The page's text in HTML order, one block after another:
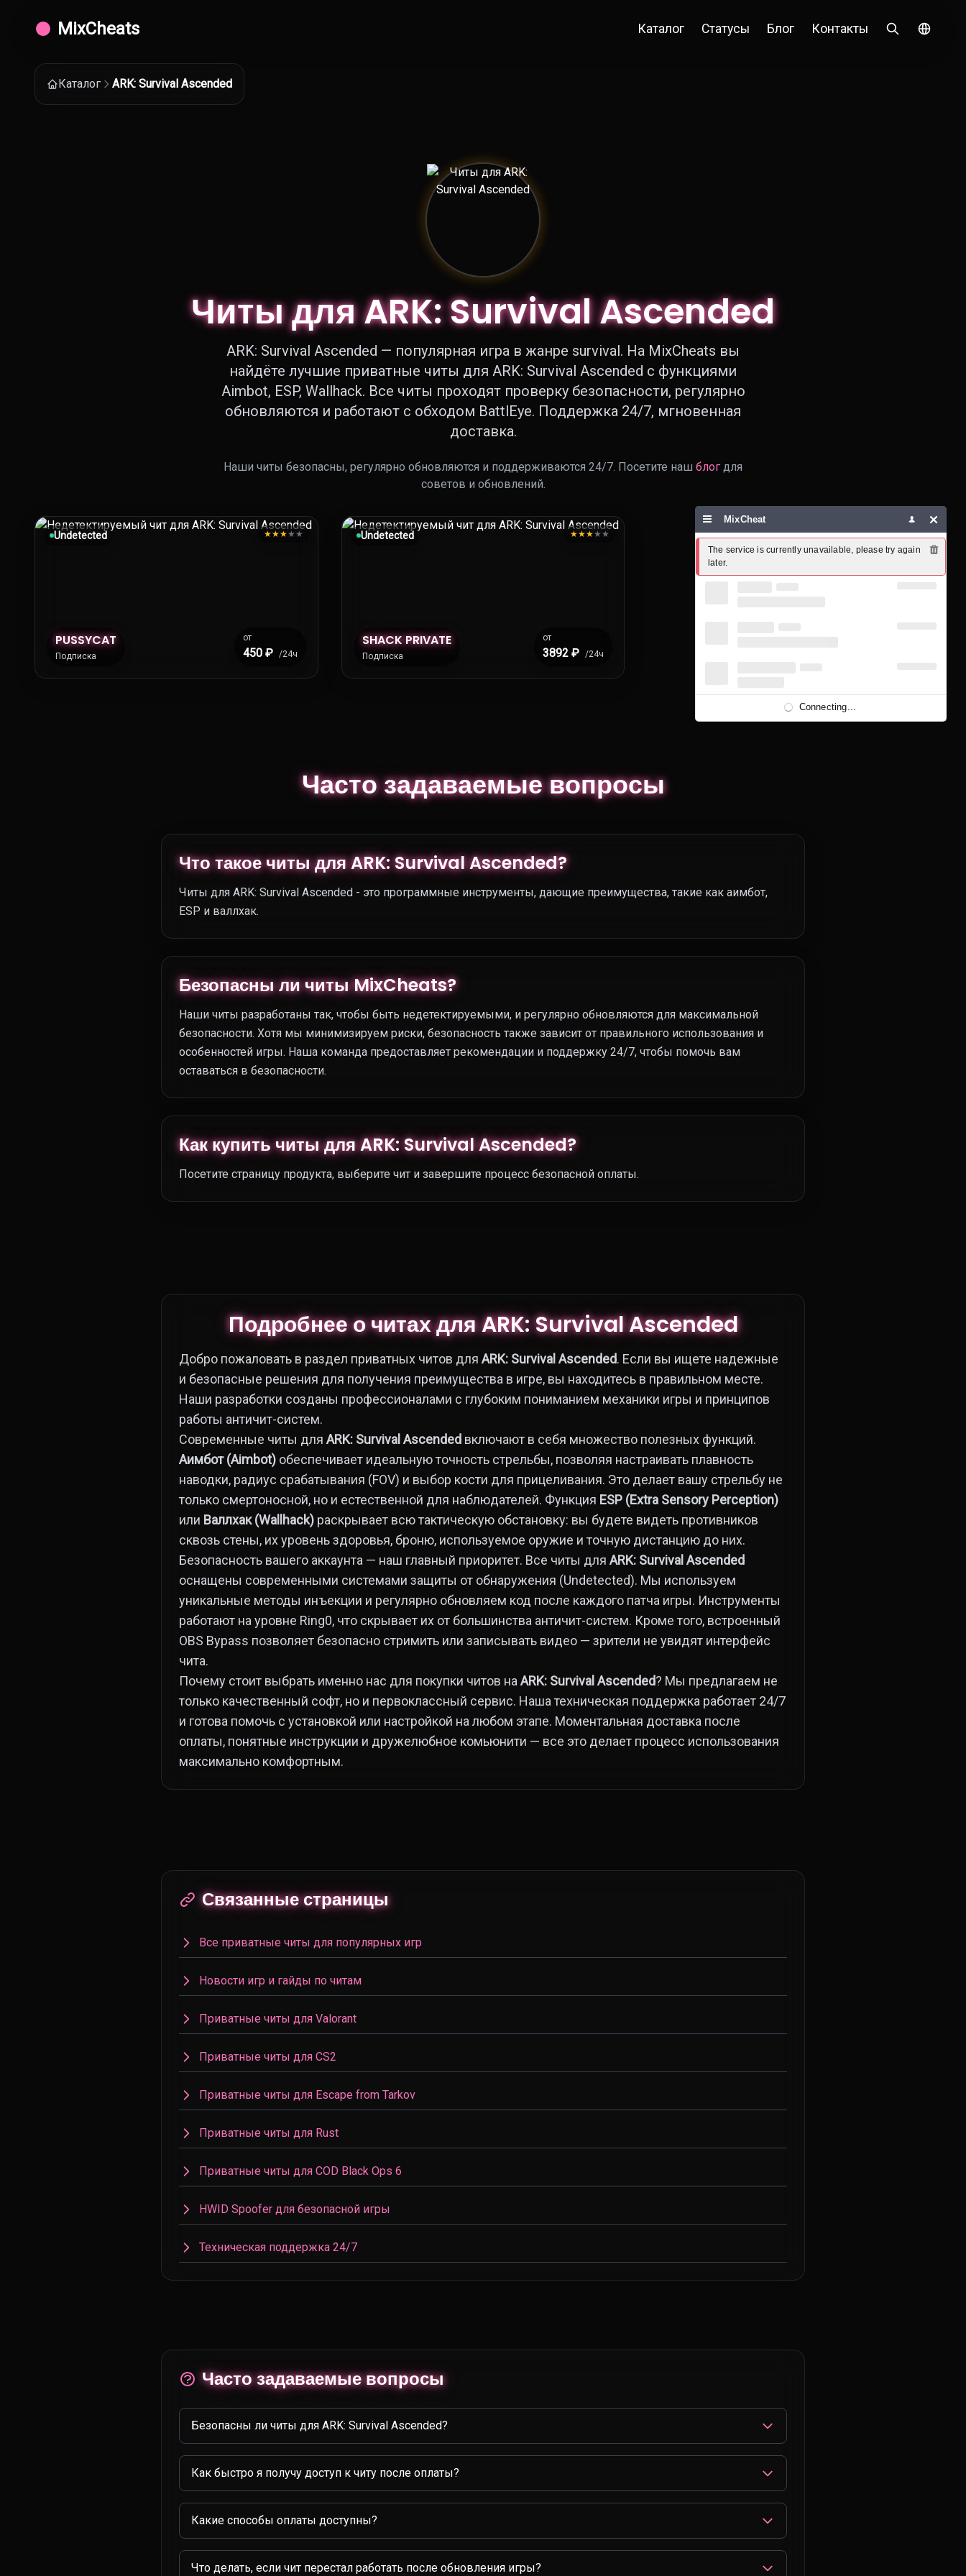
MixCheats Каталог Статусы Блог Контакты
Каталог ARK: Survival Ascended
Читы для ARK: Survival Ascended
ARK: Survival Ascended — популярная игра в жанре survival. На MixCheats вы
найдёте лучшие приватные читы для ARK: Survival Ascended с функциями
Aimbot, ESP, Wallhack. Все читы проходят проверку безопасности, регулярно
обновляются и работают с обходом BattlEye. Поддержка 24/7, мгновенная
доставка.
Наши читы безопасны, регулярно обновляются и поддерживаются 24/7. Посетите наш блог для
советов и обновлений.
Undetected ★★★★★
PUSSYCAT
Подписка
от
450 ₽ /24ч
Undetected ★★★★★
SHACK PRIVATE
Подписка
от
3892 ₽ /24ч
Часто задаваемые вопросы
Что такое читы для ARK: Survival Ascended?
Читы для ARK: Survival Ascended - это программные инструменты, дающие преимущества, такие как аимбот,
ESP и валлхак.
Безопасны ли читы MixCheats?
Наши читы разработаны так, чтобы быть недетектируемыми, и регулярно обновляются для максимальной
безопасности. Хотя мы минимизируем риски, безопасность также зависит от правильного использования и
особенностей игры. Наша команда предоставляет рекомендации и поддержку 24/7, чтобы помочь вам
оставаться в безопасности.
Как купить читы для ARK: Survival Ascended?
Посетите страницу продукта, выберите чит и завершите процесс безопасной оплаты.
Подробнее о читах для ARK: Survival Ascended
Добро пожаловать в раздел приватных читов для ARK: Survival Ascended. Если вы ищете надежные
и безопасные решения для получения преимущества в игре, вы находитесь в правильном месте.
Наши разработки созданы профессионалами с глубоким пониманием механики игры и принципов
работы античит-систем.
Современные читы для ARK: Survival Ascended включают в себя множество полезных функций.
Аимбот (Aimbot) обеспечивает идеальную точность стрельбы, позволяя настраивать плавность
наводки, радиус срабатывания (FOV) и выбор кости для прицеливания. Это делает вашу стрельбу не
только смертоносной, но и естественной для наблюдателей. Функция ESP (Extra Sensory Perception)
или Валлхак (Wallhack) раскрывает всю тактическую обстановку: вы будете видеть противников
сквозь стены, их уровень здоровья, броню, используемое оружие и точную дистанцию до них.
Безопасность вашего аккаунта — наш главный приоритет. Все читы для ARK: Survival Ascended
оснащены современными системами защиты от обнаружения (Undetected). Мы используем
уникальные методы инъекции и регулярно обновляем код после каждого патча игры. Инструменты
работают на уровне Ring0, что скрывает их от большинства античит-систем. Кроме того, встроенный
OBS Bypass позволяет безопасно стримить или записывать видео — зрители не увидят интерфейс
чита.
Почему стоит выбрать именно нас для покупки читов на ARK: Survival Ascended? Мы предлагаем не
только качественный софт, но и первоклассный сервис. Наша техническая поддержка работает 24/7
и готова помочь с установкой или настройкой на любом этапе. Моментальная доставка после
оплаты, понятные инструкции и дружелюбное комьюнити — все это делает процесс использования
максимально комфортным.
Связанные страницы
Все приватные читы для популярных игр
Новости игр и гайды по читам
Приватные читы для Valorant
Приватные читы для CS2
Приватные читы для Escape from Tarkov
Приватные читы для Rust
Приватные читы для COD Black Ops 6
HWID Spoofer для безопасной игры
Техническая поддержка 24/7
Часто задаваемые вопросы
Безопасны ли читы для ARK: Survival Ascended?
Как быстро я получу доступ к читу после оплаты?
Какие способы оплаты доступны?
Что делать, если чит перестал работать после обновления игры?
MixCheat
The service is currently unavailable, please try again
later.
Connecting...